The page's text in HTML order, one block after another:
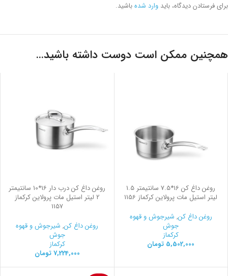
برای فرستادن دیدگاه، باید وارد شدهباشید.
همچنین ممکن است دوست داشته باشید…
روغن داغ کن 16*7.5 سانتیمتر 1.5
لیتر استیل مات پرولاین کرکماز 1156
روغن داغ کن, شیرجوش و قهوه
جوش
کرکماز
5,502,000 تومان
روغن داغ کن درب دار 16*10 سانتیمتر
2 لیتر استیل مات پرولاین کرکماز
1157
روغن داغ کن, شیرجوش و قهوه
جوش
کرکماز
7,224,000 تومان